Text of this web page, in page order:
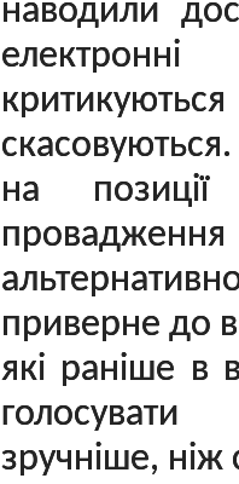
наводили
на
провадження
приверне до
які раніше в
зручніше, ніж